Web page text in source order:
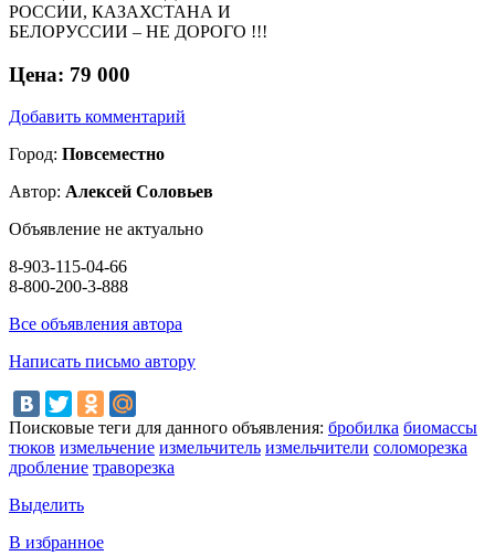
РОССИИ, КАЗАХСТАНА И
БЕЛОРУССИИ – НЕ ДОРОГО !!!
Цена: 79 000
Добавить комментарий
Город: Повсеместно
Автор: Алексей Соловьев
Объявление не актуально
8-903-115-04-66
8-800-200-3-888
Все объявления автора
Написать письмо автору
Поисковые теги для данного объявления: бробилка биомассы
тюков измельчение измельчитель измельчители соломорезка
дробление траворезка
Выделить
В избранное